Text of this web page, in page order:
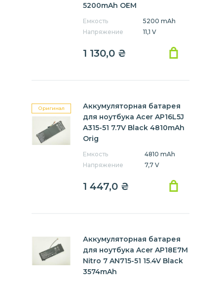
Predator
Spin 5
Swift
5200mAh OEM
Емкость
5200 mAh
Напряжение
11,1 V
1 130,0 ₴
Оригинал
Аккумуляторная батарея
для ноутбука Acer AP16L5J
A315-51 7.7V Black 4810mAh
Orig
Емкость
4810 mAh
Напряжение
7,7 V
1 447,0 ₴
Аккумуляторная батарея
для ноутбука Acer AP18E7M
Nitro 7 AN715-51 15.4V Black
3574mAh